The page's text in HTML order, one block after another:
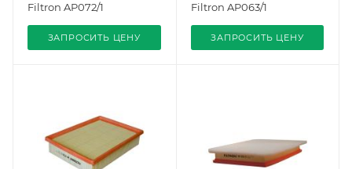
Filtron AP072/1
ЗАПРОСИТЬ ЦЕНУ
Filtron AP063/1
ЗАПРОСИТЬ ЦЕНУ